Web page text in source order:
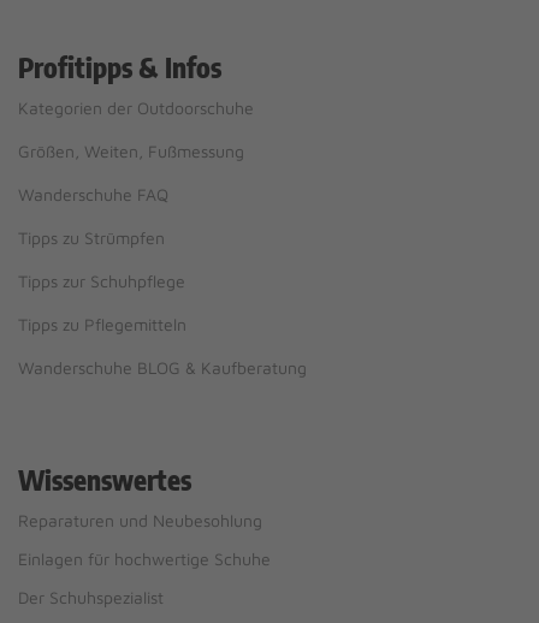
Profitipps & Infos
Kategorien der Outdoorschuhe
Größen, Weiten, Fußmessung
Wanderschuhe FAQ
Tipps zu Strümpfen
Tipps zur Schuhpflege
Tipps zu Pflegemitteln
Wanderschuhe BLOG & Kaufberatung
Wissenswertes
Reparaturen und Neubesohlung
Einlagen für hochwertige Schuhe
Der Schuhspezialist